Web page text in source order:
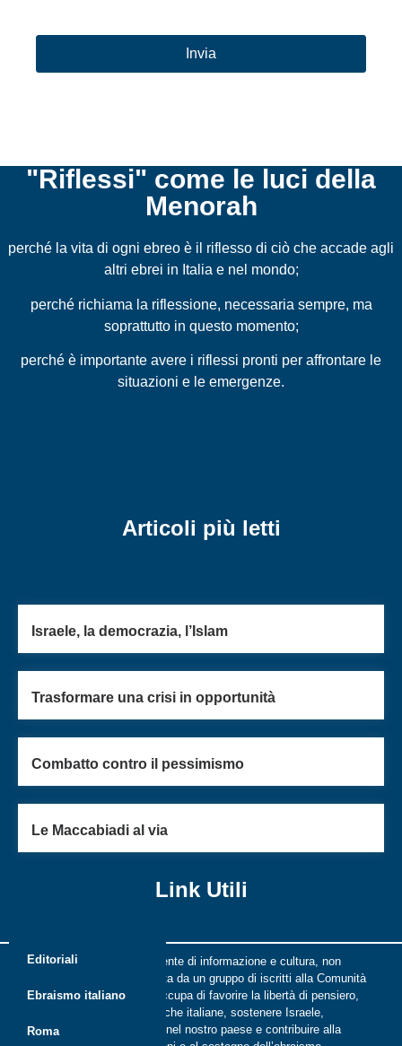
"Riflessi" come le luci della
Menorah
perché la vita di ogni ebreo è il riflesso di ciò che accade agli
altri ebrei in Italia e nel mondo;
perché richiama la riflessione, necessaria sempre, ma
soprattutto in questo momento;
perché è importante avere i riflessi pronti per affrontare le
situazioni e le emergenze.
Articoli più letti
Israele, la democrazia, l’Islam
Trasformare una crisi in opportunità
Combatto contro il pessimismo
Le Maccabiadi al via
Link Utili
Editoriali
Ebraismo italiano
Roma
Riflessi è una rivista indipendente di informazione e cultura, non
periodica, digitale e on line nata da un gruppo di iscritti alla Comunità
ebraica di Roma. Riflessi si occupa di favorire la libertà di pensiero,
il dialogo tra le comunità ebraiche italiane, sostenere Israele,
promuovere la cultura ebraica nel nostro paese e contribuire alla